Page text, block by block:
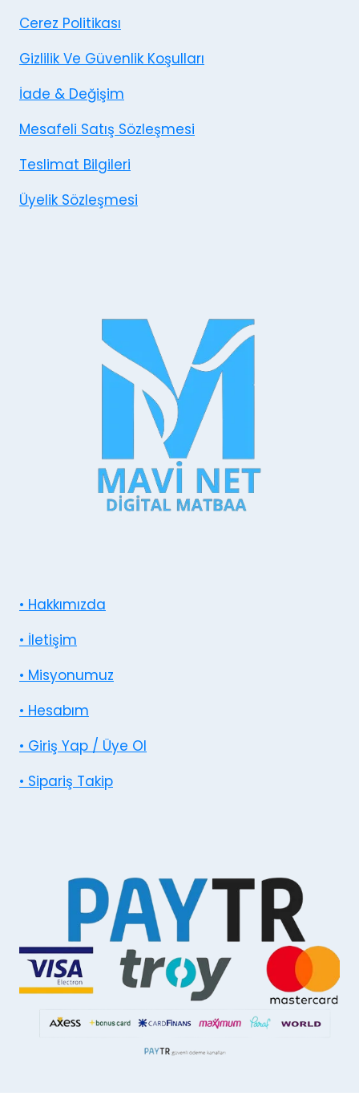
Cerez Politikası
Gizlilik Ve Güvenlik Koşulları
İade & Değişim
Mesafeli Satış Sözleşmesi
Teslimat Bilgileri
Üyelik Sözleşmesi
• Hakkımızda
• İletişim
• Misyonumuz
• Hesabım
• Giriş Yap / Üye Ol
• Sipariş Takip